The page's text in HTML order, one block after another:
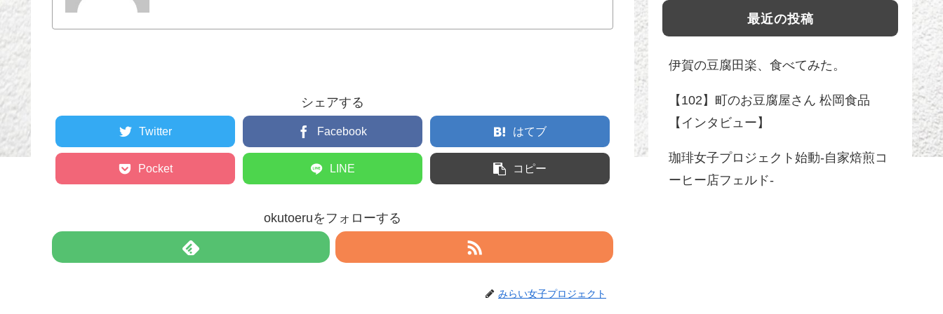
シェアする
Twitter Facebook はてブ
Pocket LINE コピー
okutoeruをフォローする
みらい女子プロジェクト
最近の投稿
伊賀の豆腐田楽、食べてみた。
【102】町のお豆腐屋さん 松岡食品
【インタビュー】
珈琲女子プロジェクト始動-自家焙煎コ
ーヒー店フェルド-